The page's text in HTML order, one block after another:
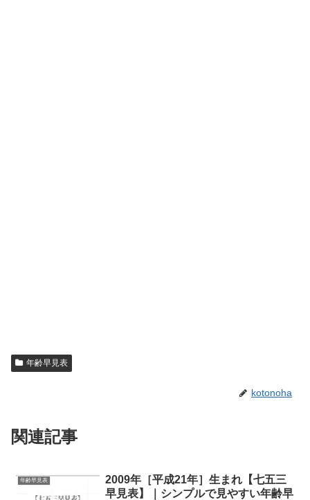
年齢早見表
kotonoha
関連記事
年齢早見表
2009年［平成21年］生まれ【七五三
早見表】｜シンプルで見やすい年齢早